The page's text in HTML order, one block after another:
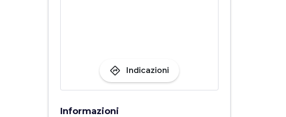
directions Indicazioni
Informazioni